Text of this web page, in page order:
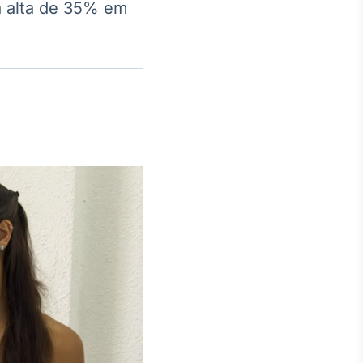
de 35% em